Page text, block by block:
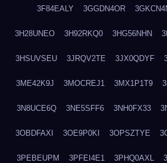
3F84EALY 3GGDN4OR
3H28UNEO 3H92RKQ0 3HG56NHN
3HSUVSEU 3JRQV2TE 3JX0QDYF
3ME42K9J 3MOCREJ1 3MX1P1T9
3N8UCE6Q 3NE5SFF6 3NH0FX33
3OBDFAXI 3OE9P0KI 3OPSZTYE
3PEBEUPM 3PFEI4E1 3PHQ0AXL